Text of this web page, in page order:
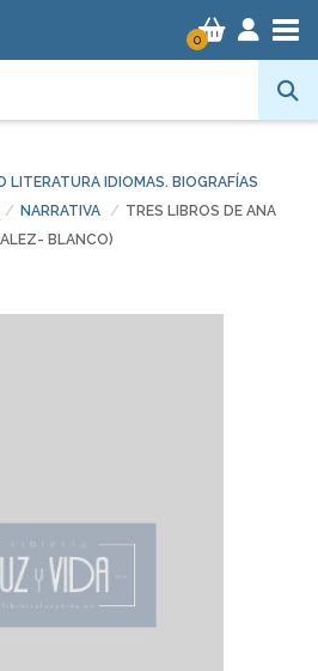
0
LITERATURA IDIOMAS. BIOGRAFÍAS
NARRATIVA
TRES LIBROS DE ANA
BLANCO)